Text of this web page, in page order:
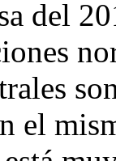
del
el